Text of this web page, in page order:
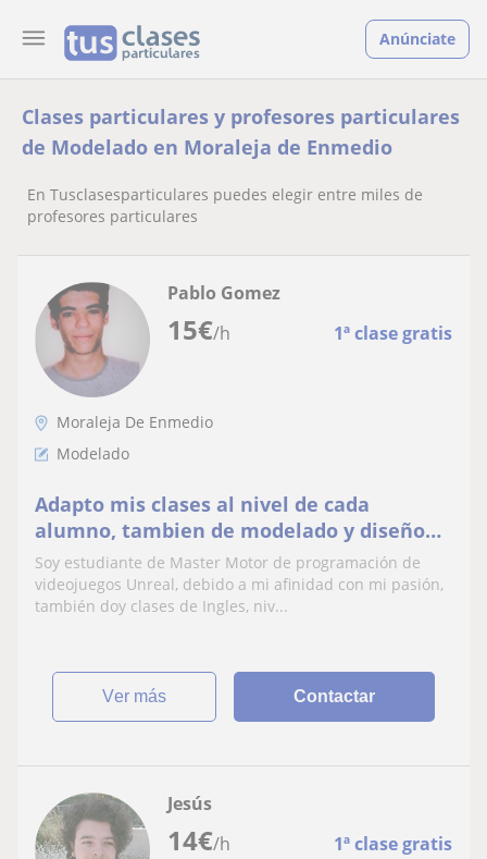
Anúnciate
Clases particulares y profesores particulares
de Modelado en Moraleja de Enmedio
En Tusclasesparticulares puedes elegir entre miles de
profesores particulares
15€/h 1ª clase gratis
Pablo Gomez
Moraleja De Enmedio
Modelado
Adapto mis clases al nivel de cada
alumno, tambien de modelado y diseño
3d, soy estudiante de Master de
videojuegos
Soy estudiante de Master Motor de programación de
videojuegos Unreal, debido a mi afinidad con mi pasión,
también doy clases de Ingles, niv...
ver más Contactar
14€/h 1ª clase gratis
Jesús